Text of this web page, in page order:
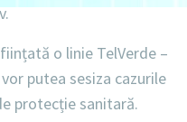
o linie TelVerde –
putea sesiza cazurile
protecție sanitară.